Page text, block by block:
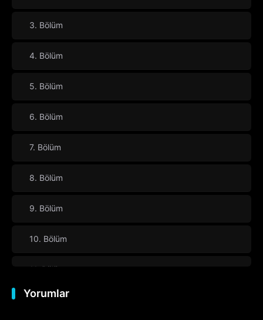
3. Bölüm
4. Bölüm
5. Bölüm
6. Bölüm
7. Bölüm
8. Bölüm
9. Bölüm
10. Bölüm
11. Bölüm
12. Bölüm
Yorumlar